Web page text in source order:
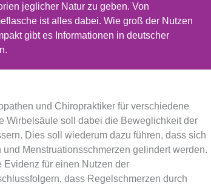
jeglicher Natur zu geben. Von
ist alles dabei. Wie groß der Nutzen
gibt es Informationen in deutscher
und Chiropraktiker für verschiedene
Wirbelsäule soll dabei die Beweglichkeit der
Dies soll wiederum dazu führen, dass sich
Menstruationsschmerzen gelindert werden.
für einen Nutzen der
dass Regelschmerzen durch